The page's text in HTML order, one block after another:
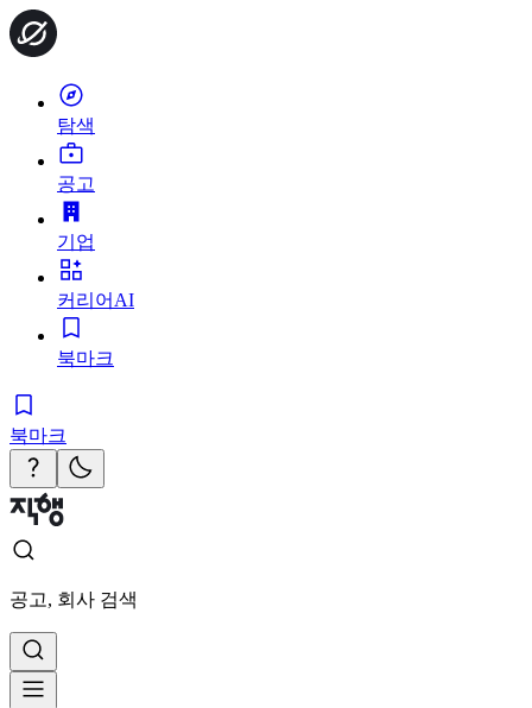
탐색
공고
기업
커리어AI
북마크
북마크
공고, 회사 검색